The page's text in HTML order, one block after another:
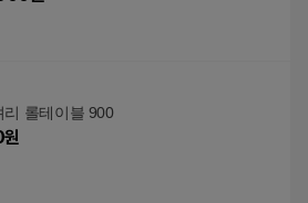
리 롤테이블 900
원